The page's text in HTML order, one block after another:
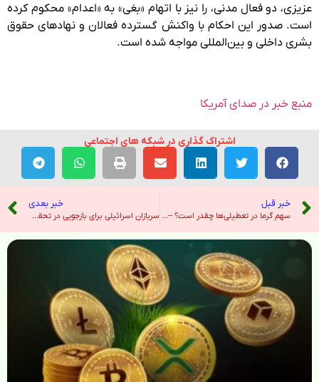
عزیزی، دو فعال مدنی، را نیز با اتهام «بغی» به «اعدام» محکوم کرده
است. صدور این احکام با واکنش گسترده فعالان و نهادهای حقوق
بشری داخلی و بین‌المللی مواجه شده است.
منبع خبر در صدای آمریکا
اشتراک گذاری در شبکه های اجتماعی
خبر قبل
سهم گرما در تعطیلی‌ها چقدر است؟ – خبرگزاری ایرنا
خبر بعدی
سربازان اسرائیلی برای بازجویی در تحقیقات آزار زندانیان بازداشت شدند – نیویورک تایمز